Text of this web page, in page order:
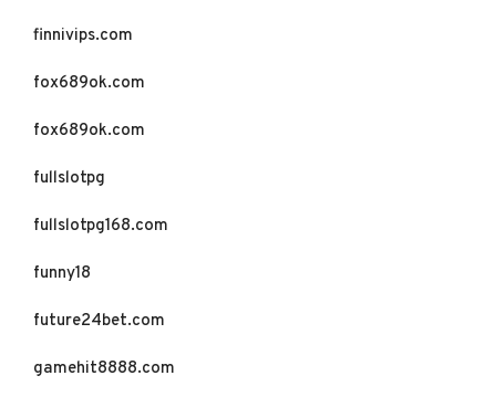
finnivips.com
fox689ok.com
fox689ok.com
fullslotpg
fullslotpg168.com
funny18
future24bet.com
gamehit8888.com